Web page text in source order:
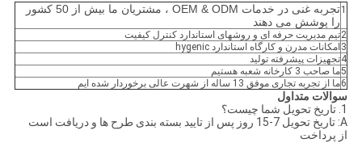
1
تجربه غنی در خدمات OEM & ODM ، مشتریان ما بیش از 50 کشور
را پوشش می دهند
2تیم مدیریت حرفه ای و روشهای استاندارد کنترل کیفیت
3 امکانات مدرن و کارگاه استاندارد hygenic
4تجهیزات پیشرفته تولید
5ما صاحب 3 کارخانه شعبه هستیم
6ما از تجربه تجاری موفق 13 ساله از شهرت عالی برخوردار شده ایم
سوالات متداول
1. تاریخ تحویل شما چیست؟
A: تاریخ تحویل 7-15 روز پس از تایید بسته بندی طرح ها و دریافت است
از پرداخت